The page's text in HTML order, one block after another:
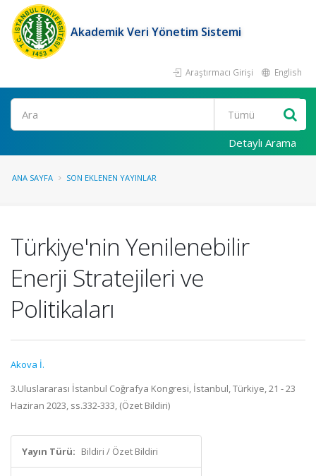
Akademik Veri Yönetim Sistemi
Araştırmacı Girişi English
Ara
Detaylı Arama
ANA SAYFA SON EKLENEN YAYINLAR
Türkiye'nin Yenilenebilir
Enerji Stratejileri ve
Politikaları
Akova İ.
3.Uluslararası İstanbul Coğrafya Kongresi, İstanbul, Türkiye, 21 - 23
Haziran 2023, ss.332-333, (Özet Bildiri)
Yayın Türü: Bildiri / Özet Bildiri